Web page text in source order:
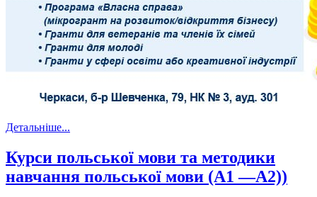
Детальніше...
Курси польської мови та методики
навчання польської мови (А1 —А2))